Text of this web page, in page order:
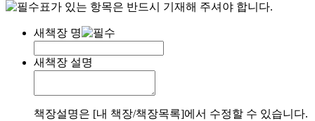
표가 있는 항목은 반드시 기재해 주셔야 합니다.
새책장 명
새책장 설명
책장설명은 [내 책장/책장목록]에서 수정할 수 있습니다.